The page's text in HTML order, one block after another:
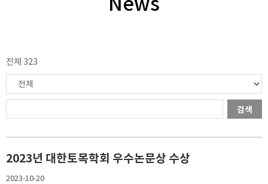
전체 323
검색
2023년 대한토목학회 우수논문상 수상
2023-10-20